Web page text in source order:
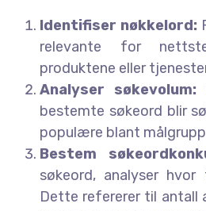
Identifiser nøkkelord:
relevante for
produktene eller
Analyser søkevolum:
bestemte søkeord blir
populære blant
Bestem
søkeord, analyser hvor
Dette refererer til antall